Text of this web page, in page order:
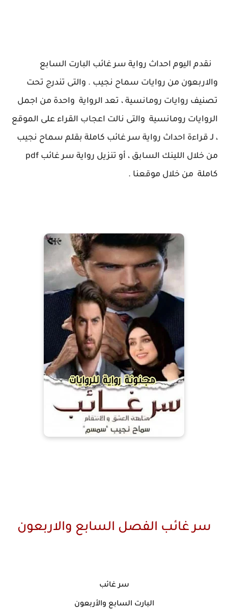
نقدم اليوم احداث رواية سر غائب البارت السابع
والاربعون من روايات سماح نجيب . والتى تندرج تحت
تصنيف روايات رومانسية ، تعد الرواية واحدة من اجمل
الروايات رومانسية والتى نالت اعجاب القراء على الموقع
، لـ قراءة احداث رواية سر غائب كاملة بقلم سماح نجيب
من خلال اللينك السابق ، أو تنزيل رواية سر غائب pdf
كاملة من خلال موقعنا .
سر غائب الفصل السابع والاربعون
سر غائب
البارت السابع والأربعون